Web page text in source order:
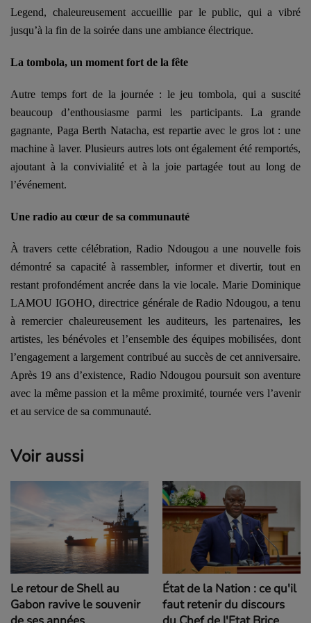
Legend, chaleureusement accueillie par le public, qui a vibré
jusqu’à la fin de la soirée dans une ambiance électrique.
La tombola, un moment fort de la fête
Autre temps fort de la journée : le jeu tombola, qui a suscité
beaucoup d’enthousiasme parmi les participants.La grande
gagnante, Paga Berth Natacha, est repartie avec le gros lot : une
machine à laver. Plusieurs autres lots ont également été remportés,
ajoutant à la convivialité et à la joie partagée tout au long de
l’événement.
Une radio au cœur de sa communauté
À travers cette célébration, Radio Ndougou a une nouvelle fois
démontré sa capacité à rassembler, informer et divertir, tout en
restant profondément ancrée dans la vie locale. Marie Dominique
LAMOU IGOHO, directrice générale de Radio Ndougou, a tenu
à remercier chaleureusement les auditeurs, les partenaires, les
artistes, les bénévoles et l’ensemble des équipes mobilisées, dont
l’engagement a largement contribué au succès de cet anniversaire.
Après 19 ans d’existence, Radio Ndougou poursuit son aventure
avec la même passion et la même proximité, tournée vers l’avenir
et au service de sa communauté.
Voir aussi
Le retour de Shell au
Gabon ravive le souvenir
État de la Nation : ce qu'il
faut retenir du discours